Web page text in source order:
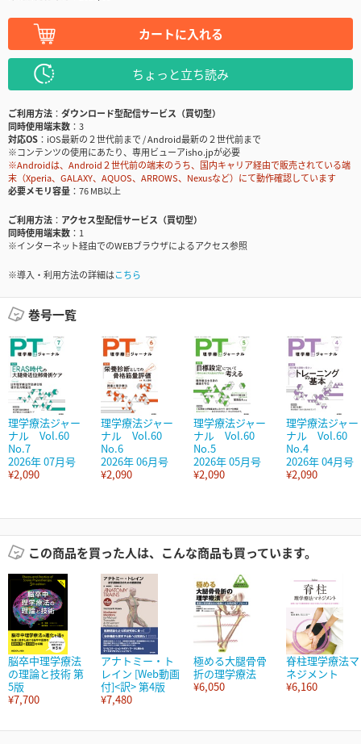
カートに入れる
ちょっと立ち読み
ご利用方法
ダウンロード型配信サービス（買切型）
同時使用端末数
3
対応OS
iOS最新の２世代前まで / Android最新の２世代前まで
※コンテンツの使用にあたり、専用ビューアisho.jpが必要
※Androidは、Android２世代前の端末のうち、国内キャリア経由で販売されている端
末（Xperia、GALAXY、AQUOS、ARROWS、Nexusなど）にて動作確認しています
必要メモリ容量
76 MB以上
ご利用方法
アクセス型配信サービス（買切型）
同時使用端末数
1
※インターネット経由でのWEBブラウザによるアクセス参照
※導入・利用方法の詳細はこちら
巻号一覧
理学療法ジャー
ナル Vol.60
No.7
2026年 07月号
¥2,090
理学療法ジャー
ナル Vol.60
No.6
2026年 06月号
¥2,090
理学療法ジャー
ナル Vol.60
No.5
2026年 05月号
¥2,090
理学療法ジャー
ナル Vol.60
No.4
2026年 04月号
¥2,090
この商品を買った人は、こんな商品も買っています。
脳卒中理学療法
の理論と技術 第
5版
¥7,700
アナトミー・ト
レイン [Web動画
付]<訳> 第4版
¥7,480
極める大腿骨骨
折の理学療法
¥6,050
脊柱理学療法マ
ネジメント
¥6,160